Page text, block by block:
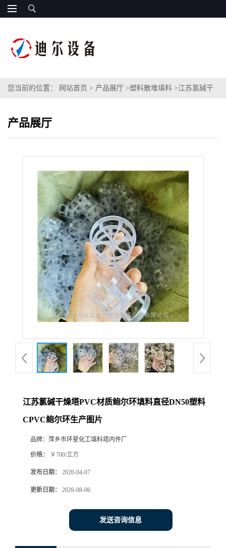
您当前的位置： 网站首页 > 产品展厅 >塑料散堆填料 >江苏氯碱干
产品展厅
江苏氯碱干燥塔PVC材质鲍尔环填料直径DN50塑料
CPVC鲍尔环生产图片
品牌： 萍乡市环星化工填料塔内件厂
价格： ￥700/立方
发布日期： 2020-04-07
更新日期： 2026-08-06
发送咨询信息